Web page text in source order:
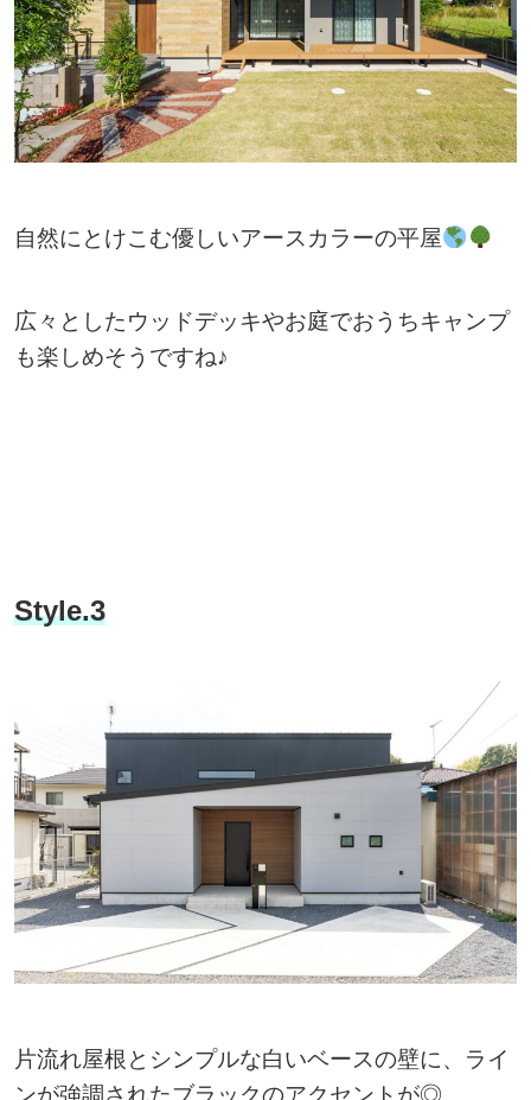
自然にとけこむ優しいアースカラーの平屋
広々としたウッドデッキやお庭でおうちキャンプ
も楽しめそうですね♪
Style.3
片流れ屋根とシンプルな白いベースの壁に、ライ
ンが強調されたブラックのアクセントが◎